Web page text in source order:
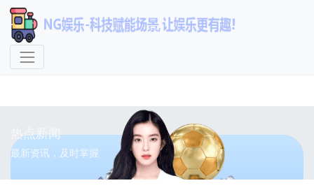
NG娱乐-科技赋能场景,让娱
热点新闻
最新资讯，及时掌握